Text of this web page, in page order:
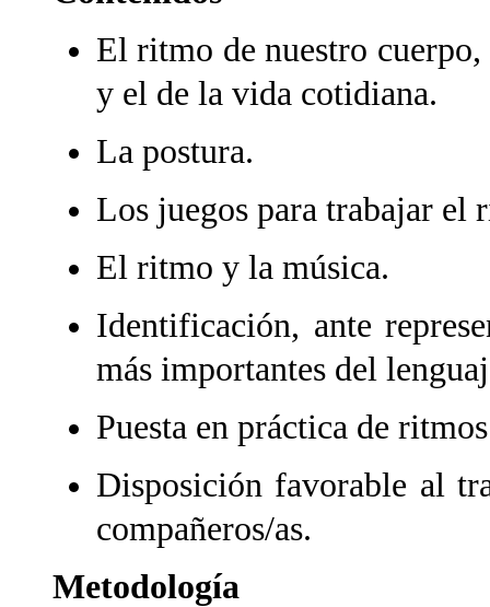
El ritmo de nuestro
y el de la vida cotidiana.
La postura.
Los juegos para trabajar el
El ritmo y la música.
Identificación, ante
más importantes del
Puesta en práctica de
Disposición favorable al
compañeros/as.
Metodología